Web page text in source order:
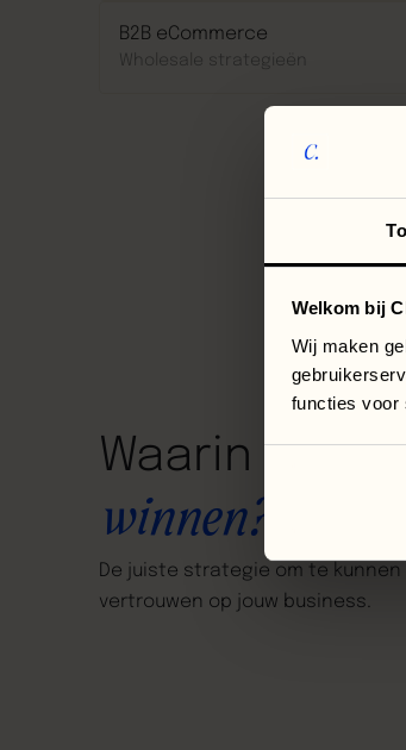
Welkom bij
Wij maken
functies voor
B2B eCommerce
Wholesale strategieën
Waarin wil jij
winnen?
De juiste strategie om te kunnen
vertrouwen op jouw business.